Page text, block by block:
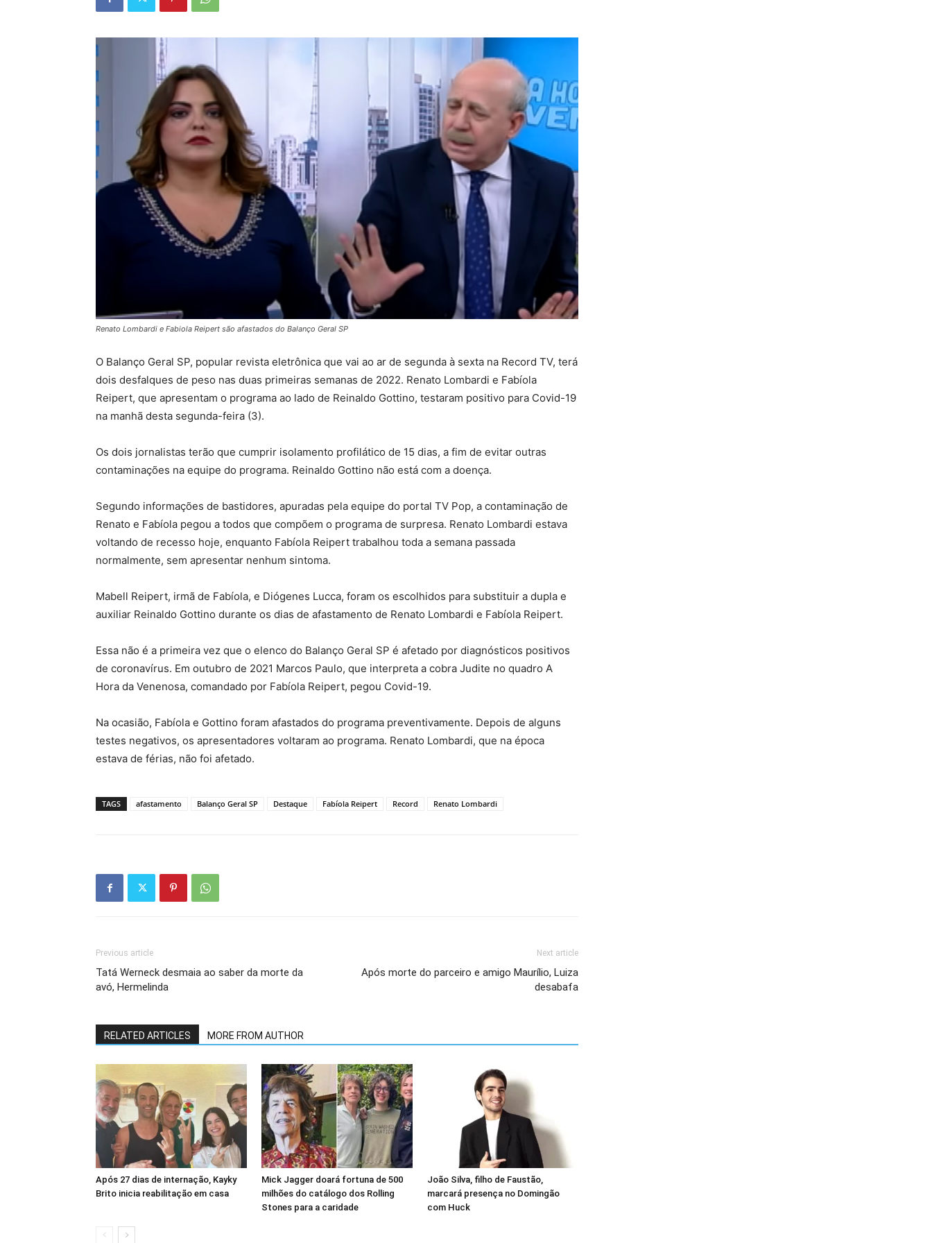
Renato Lombardi e Fabiola Reipert são afastados do Balanço Geral SP
O Balanço Geral SP, popular revista eletrônica que vai ao ar de segunda à sexta na Record TV, terá
dois desfalques de peso nas duas primeiras semanas de 2022. Renato Lombardi e Fabíola
Reipert, que apresentam o programa ao lado de Reinaldo Gottino, testaram positivo para Covid-19
na manhã desta segunda-feira (3).
Os dois jornalistas terão que cumprir isolamento profilático de 15 dias, a fim de evitar outras
contaminações na equipe do programa. Reinaldo Gottino não está com a doença.
Segundo informações de bastidores, apuradas pela equipe do portal TV Pop, a contaminação de
Renato e Fabíola pegou a todos que compõem o programa de surpresa. Renato Lombardi estava
voltando de recesso hoje, enquanto Fabíola Reipert trabalhou toda a semana passada
normalmente, sem apresentar nenhum sintoma.
Mabell Reipert, irmã de Fabíola, e Diógenes Lucca, foram os escolhidos para substituir a dupla e
auxiliar Reinaldo Gottino durante os dias de afastamento de Renato Lombardi e Fabíola Reipert.
Essa não é a primeira vez que o elenco do Balanço Geral SP é afetado por diagnósticos positivos
de coronavírus. Em outubro de 2021 Marcos Paulo, que interpreta a cobra Judite no quadro A
Hora da Venenosa, comandado por Fabíola Reipert, pegou Covid-19.
Na ocasião, Fabíola e Gottino foram afastados do programa preventivamente. Depois de alguns
testes negativos, os apresentadores voltaram ao programa. Renato Lombardi, que na época
estava de férias, não foi afetado.
TAGS afastamento Balanço Geral SP Destaque Fabíola Reipert Record Renato Lombardi
Previous article
Tatá Werneck desmaia ao saber da morte da
avó, Hermelinda
Next article
Após morte do parceiro e amigo Maurílio, Luiza
desabafa
RELATED ARTICLES MORE FROM AUTHOR
Após 27 dias de internação, Kayky
Brito inicia reabilitação em casa
Mick Jagger doará fortuna de 500
milhões do catálogo dos Rolling
Stones para a caridade
João Silva, filho de Faustão,
marcará presença no Domingão
com Huck